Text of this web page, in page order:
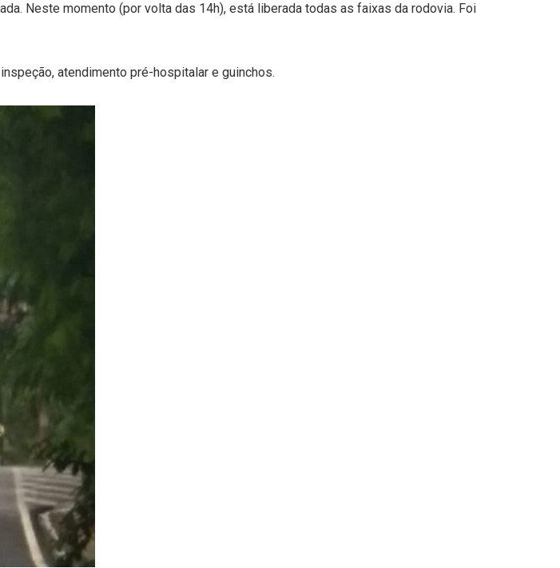
Neste momento (por volta das 14h), está liberada todas as faixas da rodovia. Foi
atendimento pré-hospitalar e guinchos.